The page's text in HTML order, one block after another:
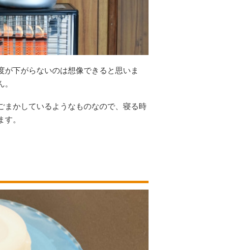
下がらないのは想像できると思いま
まかしているようなものなので、寝る時
。